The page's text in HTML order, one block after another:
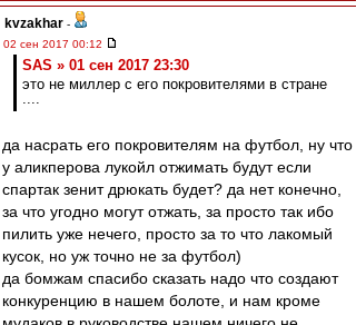
kvzakhar -
02 сен 2017 00:12
SAS » 01 сен 2017 23:30
это не миллер с его покровителями в стране
....
да насрать его покровителям на футбол, ну что
у аликперова лукойл отжимать будут если
спартак зенит дрюкать будет? да нет конечно,
за что угодно могут отжать, за просто так ибо
пилить уже нечего, просто за то что лакомый
кусок, но уж точно не за футбол)
да бомжам спасибо сказать надо что создают
конкуренцию в нашем болоте, и нам кроме